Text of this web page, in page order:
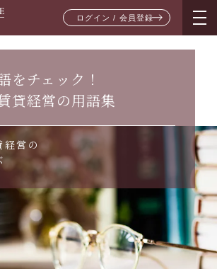
ログイン / 会員登録
をチェック！
貸経営の用語集
営の